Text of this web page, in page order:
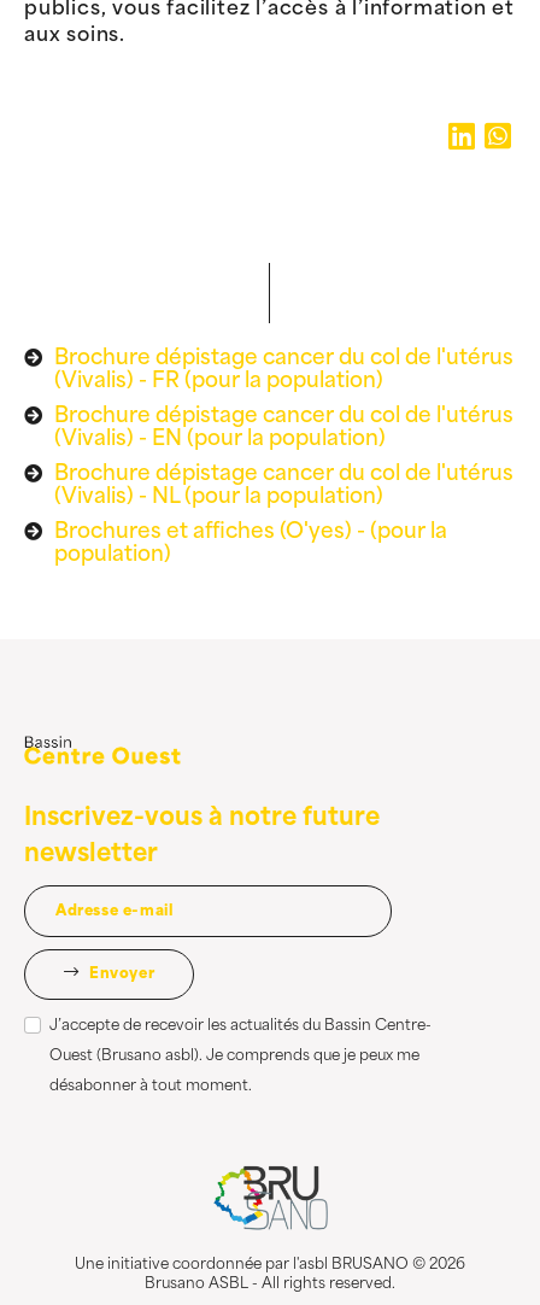
publics, vous facilitez l’accès à l’information et
aux soins.
Brochure dépistage cancer du col de l'utérus
(Vivalis) - FR (pour la population)
Brochure dépistage cancer du col de l'utérus
(Vivalis) - EN (pour la population)
Brochure dépistage cancer du col de l'utérus
(Vivalis) - NL (pour la population)
Brochures et affiches (O'yes) - (pour la
population)
Inscrivez-vous à notre future
newsletter
Envoyer
J’accepte de recevoir les actualités du Bassin Centre-
Ouest (Brusano asbl). Je comprends que je peux me
désabonner à tout moment.
Une initiative coordonnée par l'asbl BRUSANO © 2026
Brusano ASBL - All rights reserved.